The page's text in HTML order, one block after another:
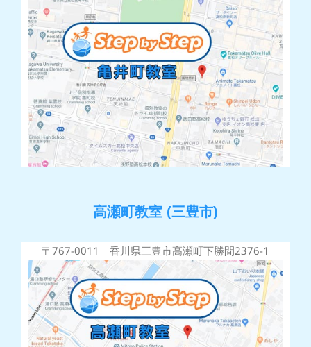
高瀬町教室 (三豊市)
〒767-0011 香川県三豊市高瀬町下勝間2376-1